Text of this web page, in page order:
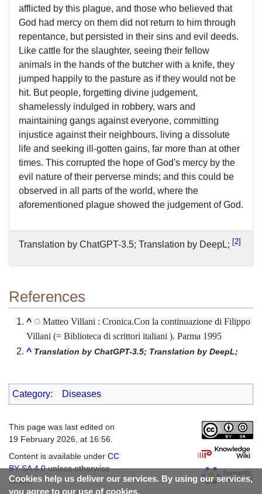
afflicted by this plague, and those who believed that
God had mercy on them did not return to him through
repentance, but persisted in their sins and evil deeds.
Like cattle for the slaughter, seeing their fellow
animals in the hands of the butcher with a knife, they
jumped happily to the pasture as if they would not be
hit. But people, forgetting divine judgement,
shamelessly indulged in robbery, wars and
maintaining gangs against everyone, committing
injustice against their neighbours, living a dissolute
life and seeking ill-gotten gains, far more than at other
times. This corrupted the hope of God's mercy by the
evil nature of their perverse minds; and this could be
observed in all parts of the world, where the
aforementioned plague showed the judgement of God.
Translation by ChatGPT-3.5; Translation by DeepL; 2
References
^
Matteo Villani : Cronica.Con la continuazione di Filippo
Villani (= Biblioteca di scrittori italiani ). Parma 1995
^ Translation by ChatGPT-3.5; Translation by DeepL;
Cookies help us deliver our services. By using our services,
you agree to our use of cookies.
Category: Diseases
This page was last edited on
19 February 2026, at 16:56.
Content is available under CC
BY-SA 4.0unless otherwise
noted.